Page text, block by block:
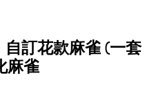
訂花款麻雀 (一套
麻雀